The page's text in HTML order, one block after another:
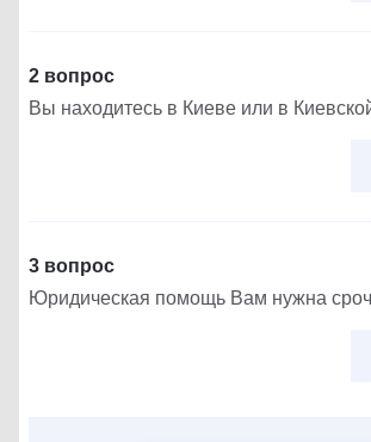
2 вопрос
Вы находитесь в Киеве или в
3 вопрос
Юридическая помощь Вам нужна